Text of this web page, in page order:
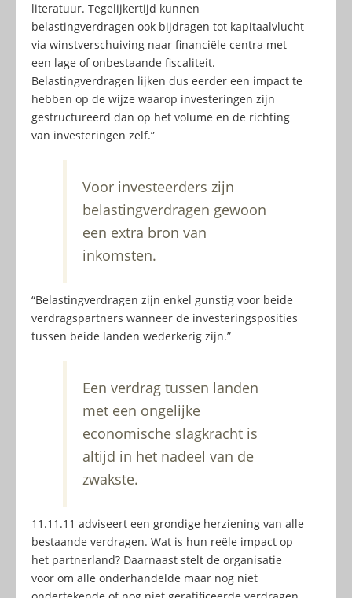
literatuur. Tegelijkertijd kunnen
belastingverdragen ook bijdragen tot kapitaalvlucht
via winstverschuiving naar financiële centra met
een lage of onbestaande fiscaliteit.
Belastingverdragen lijken dus eerder een impact te
hebben op de wijze waarop investeringen zijn
gestructureerd dan op het volume en de richting
van investeringen zelf.”
Voor investeerders zijn
belastingverdragen gewoon
een extra bron van
inkomsten.
“Belastingverdragen zijn enkel gunstig voor beide
verdragspartners wanneer de investeringsposities
tussen beide landen wederkerig zijn.”
Een verdrag tussen landen
met een ongelijke
economische slagkracht is
altijd in het nadeel van de
zwakste.
11.11.11 adviseert een grondige herziening van alle
bestaande verdragen. Wat is hun reële impact op
het partnerland? Daarnaast stelt de organisatie
voor om alle onderhandelde maar nog niet